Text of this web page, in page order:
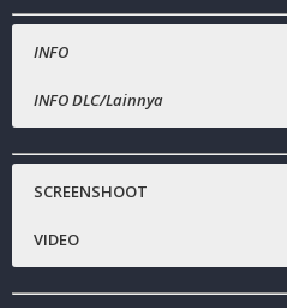
INFO
INFO DLC/Lainnya
Genre Game
SCREENSHOOT
VIDEO